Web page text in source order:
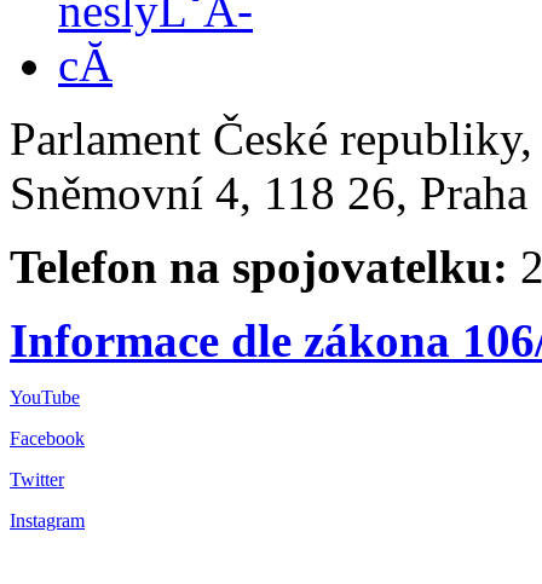
Parlament České
Sněmovní 4, 118 26,
Telefon na spojovatelku:
Informace dle zákona
YouTube
Facebook
Twitter
Instagram